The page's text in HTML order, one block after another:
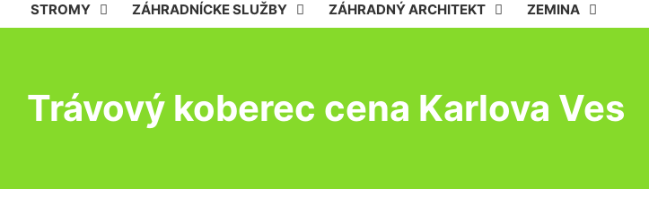
STROMY ZÁHRADNÍCKE SLUŽBY ZÁHRADNÝ ARCHITEKT ZEMINA
Trávový koberec cena Karlova Ves